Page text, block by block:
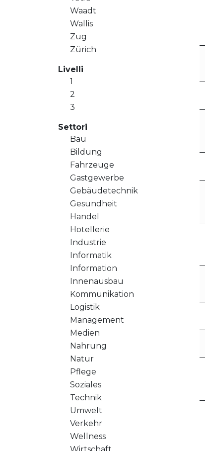
Waadt
Wallis
Zug
Zürich
Livelli
1
2
3
Settori
Bau
Bildung
Fahrzeuge
Gastgewerbe
Gebäudetechnik
Gesundheit
Handel
Hotellerie
Industrie
Informatik
Information
Innenausbau
Kommunikation
Logistik
Management
Medien
Nahrung
Natur
Pflege
Soziales
Technik
Umwelt
Verkehr
Wellness